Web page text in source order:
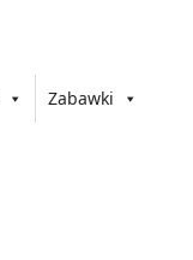
Zabawki